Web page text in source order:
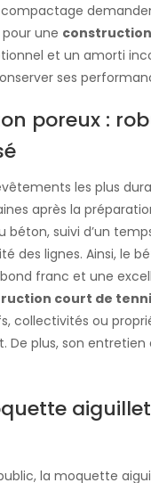
compactage
une
et un amorti
ses
poreux :
les plus
après la
suivi d’un
des lignes. Ainsi, le
franc et une
court de
collectivités ou
plus, son
la moquette